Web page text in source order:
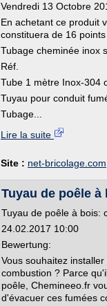
Vendredi 13 Octobre
En achetant ce produit
constituera de 16
Tubage cheminée inox
Réf.
Tube 1 mètre Inox-304
Tuyau pour conduit
Tubage...
Lire la suite
Site : net-bricolage.com
Tuyau de poêle
Tuyau de poêle à bois:
24.02.2017 10:00
Bewertung:
Vous souhaitez
combustion ? Parce
poêle, Chemineeo.fr
d'évacuer ces fumées